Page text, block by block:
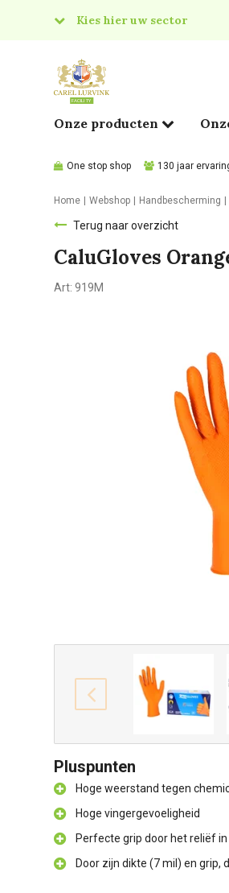
Kies hier uw sector
Food
Onze producten
One stop shop 130 jaar
Home Webshop Handbescherming
Terug naar overzicht
CaluGloves
Art: 919M
vorige
Pluspunten
Hoge weerstand tegen
Hoge vingergevoeligheid
Perfecte grip door het reliëf
Door zijn dikte (7 mil) en